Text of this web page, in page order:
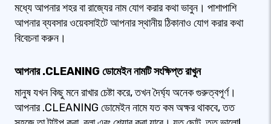
মধ্যে আপনার শহর বা রাজ্যের নাম যোগ করার কথা ভাবুন। পাশাপাশি
আপনার ব্যবসার ওয়েবসাইটে আপনার স্থানীয় ঠিকানাও যোগ করার কথা
বিবেচনা করুন।
আপনার .CLEANING ডোমেইন নামটি সংক্ষিপ্ত রাখুন
মানুষ যখন কিছু মনে রাখার চেষ্টা করে, তখন দৈর্ঘ্য অনেক গুরুত্বপূর্ণ।
আপনার .CLEANING ডোমেইন নামে যত কম অক্ষর থাকবে, তত